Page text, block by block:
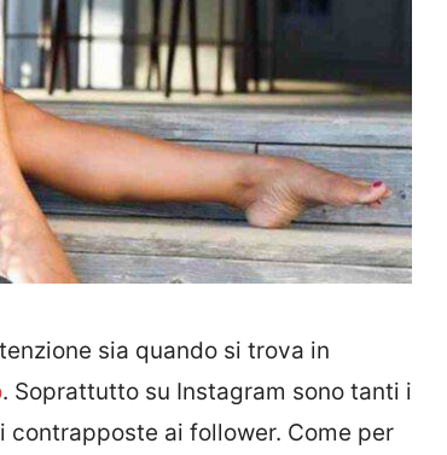
sia quando si trova in
. Soprattutto su Instagram sono tanti i
ai follower. Come per